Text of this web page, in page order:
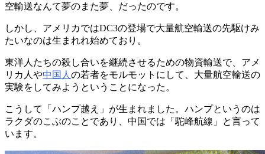
空輸送なんて夢のまた夢、だったのです。
しかし、アメリカではDC3の登場で大量航空輸送の先駆けみ
たいなのは生まれれ始めており。
東洋人たちの殺し合いを継続させるための物資輸送で、アメ
リカ人や中国人 の若者をモルモットにして、大量航空輸送の
実験をしてみようということになった。
こうして「ハンプ越え」が生まれました。ハンプというのは
ラクダのこぶのことであり、中国では「駝峰航線」と言って
います。